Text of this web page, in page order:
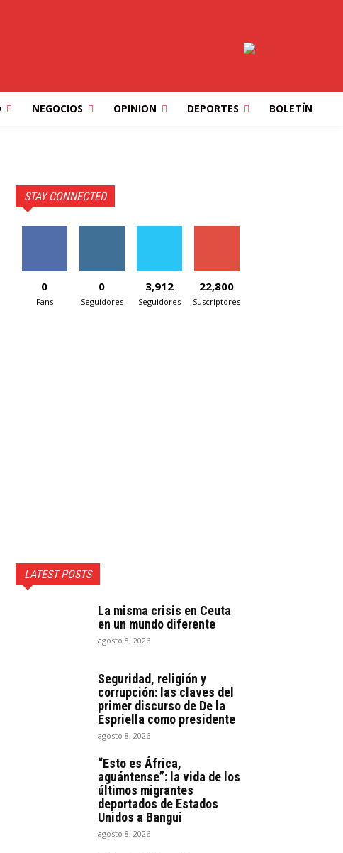
NEGOCIOS OPINION DEPORTES BOLETÍN
STAY CONNECTED
0
Fans
0
Seguidores
3,912
Seguidores
22,800
Suscriptores
LATEST POSTS
La misma crisis en Ceuta
en un mundo diferente
agosto 8, 2026
Seguridad, religión y
corrupción: las claves del
primer discurso de De la
Espriella como presidente
agosto 8, 2026
“Esto es África,
aguántense”: la vida de los
últimos migrantes
deportados de Estados
Unidos a Bangui
agosto 8, 2026